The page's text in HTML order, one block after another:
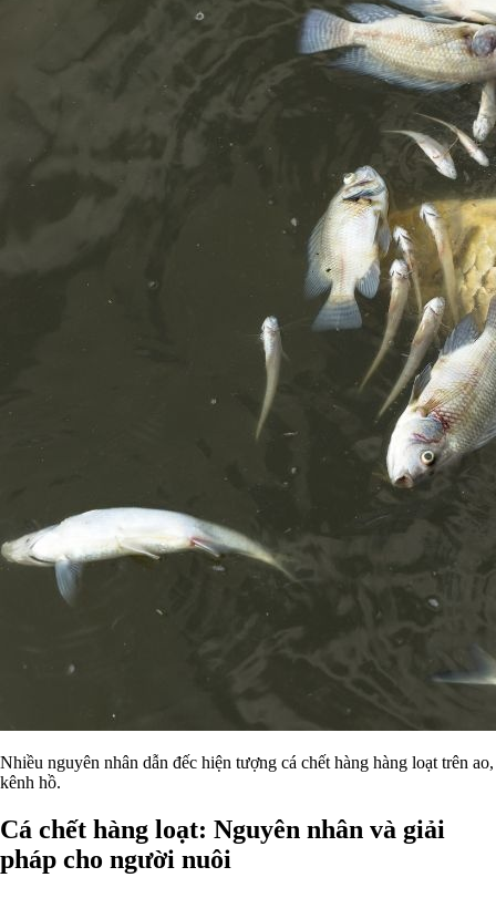
Nhiều nguyên nhân dẫn đếc hiện tượng cá chết hàng hàng loạt trên ao,
kênh hồ.
Cá chết hàng loạt: Nguyên nhân và giải
pháp cho người nuôi